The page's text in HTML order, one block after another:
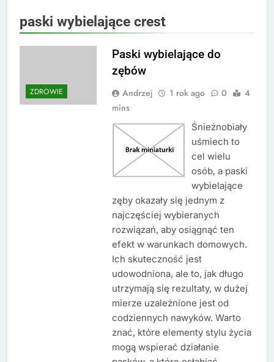
paski wybielające crest
ZDROWIE
Paski wybielające do
zębów
Andrzej 1 rok ago 0
4
mins
Śnieżnobiały
uśmiech to
cel wielu
osób, a paski
wybielające
zęby okazały się jednym z
najczęściej wybieranych
rozwiązań, aby osiągnąć ten
efekt w warunkach domowych.
Ich skuteczność jest
udowodniona, ale to, jak długo
utrzymają się rezultaty, w dużej
mierze uzależnione jest od
codziennych nawyków. Warto
znać, które elementy stylu życia
mogą wspierać działanie